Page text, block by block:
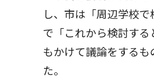
し、市は「周辺学校
で「これから検討す
もかけて議論をする
た。